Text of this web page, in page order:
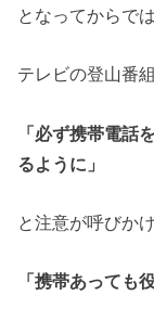
となってからで
テレビの登山番
「必ず携帯電話
るように」
と注意が呼びか
「携帯あっても